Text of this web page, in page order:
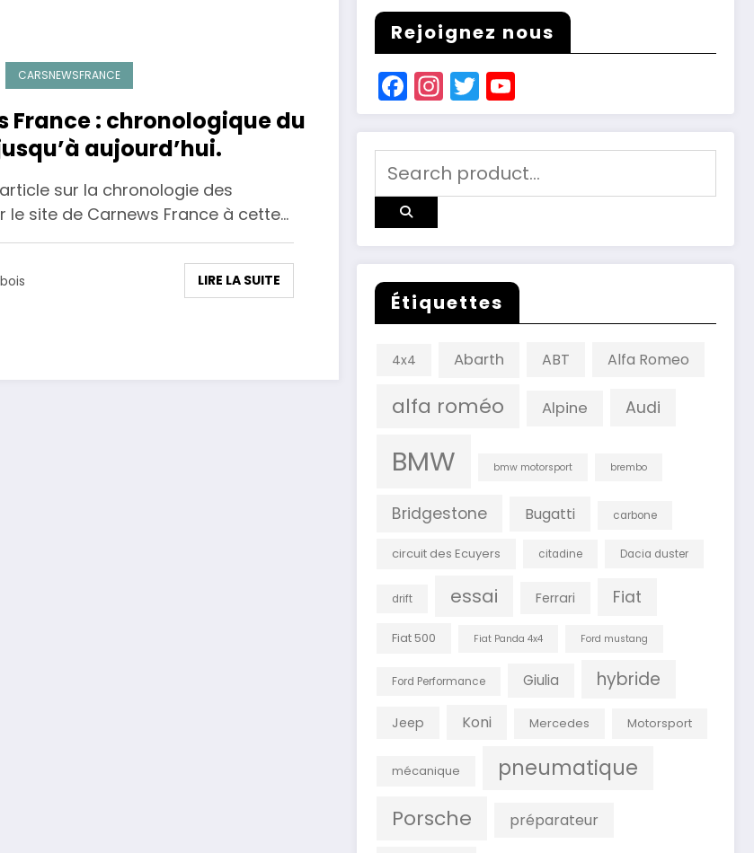
CARSNEWSFRANCE
France : chronologique du
aujourd’hui.
sur la chronologie des
le site de Carnews France à cette…
LIRE LA SUITE
Rejoignez nous
Facebook
Instagram
Twitter
Channel
Étiquettes
4x4 Abarth ABT Alfa Romeo
alfa roméo Alpine Audi
BMW bmw motorsport brembo
Bridgestone Bugatti carbone
circuit des Ecuyers citadine Dacia duster
drift essai Ferrari Fiat
Fiat 500 Fiat Panda 4x4 Ford mustang
Ford Performance Giulia hybride
Jeep Koni Mercedes Motorsport
mécanique pneumatique
Porsche préparateur